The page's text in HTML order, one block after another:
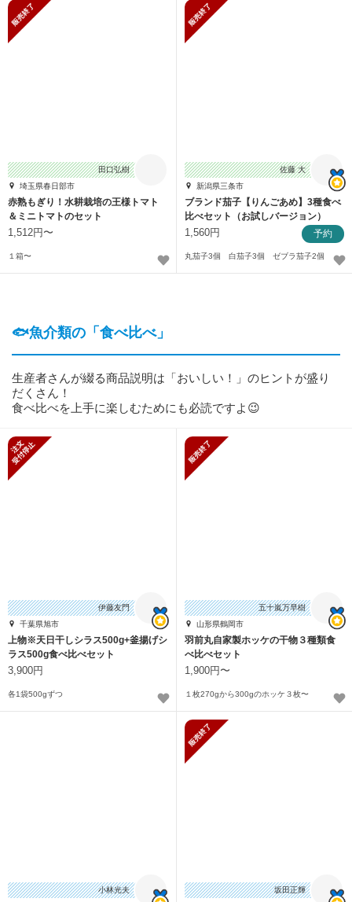
田口弘樹
埼玉県春日部市
赤熟もぎり！水耕栽培の王様トマト
＆ミニトマトのセット
1,512円〜
１箱〜
佐藤 大
新潟県三条市
ブランド茄子【りんごあめ】3種食べ
比べセット（お試しバージョン）
1,560円 予約
丸茄子3個 白茄子3個 ゼブラ茄子2個
🐟魚介類の「食べ比べ」
生産者さんが綴る商品説明は「おいしい！」のヒントが盛り
だくさん！
食べ比べを上手に楽しむためにも必読ですよ😉
伊藤友門
千葉県旭市
上物※天日干しシラス500g+釜揚げシ
ラス500g食べ比べセット
3,900円
各1袋500gずつ
五十嵐万早樹
山形県鶴岡市
羽前丸自家製ホッケの干物３種類食
べ比べセット
1,900円〜
１枚270gから300gのホッケ３枚〜
小林光夫
坂田正輝